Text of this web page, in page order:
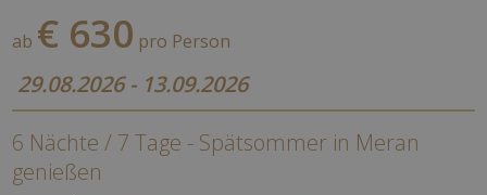
ab € 630 pro Person
29.08.2026 - 13.09.2026
6 Nächte / 7 Tage - Spätsommer in Meran
genießen